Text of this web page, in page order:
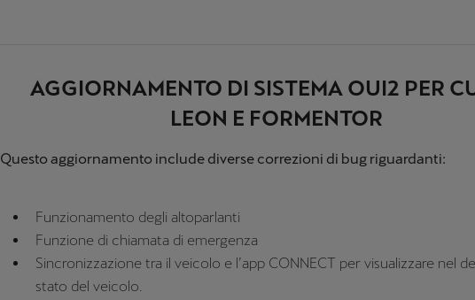
AGGIORNAMENTO DI SISTEMA OUI2 PER
LEON E FORMENTOR
Questo aggiornamento include diverse correzioni di bug riguardanti:
Funzionamento degli altoparlanti
Funzione di chiamata di emergenza
Sincronizzazione tra il veicolo e l’app CONNECT per visualizzare nel
stato del veicolo.